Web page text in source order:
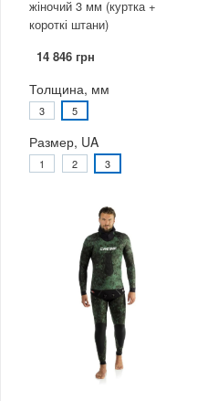
жіночий 3 мм (куртка +
короткі штани)
14 846 грн
Толщина, мм
3 5
Размер, UA
1 2 3